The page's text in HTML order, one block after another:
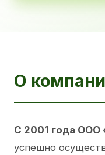
О
С 2001 года ООО
успешно